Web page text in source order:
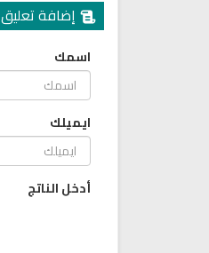
إضافة تعليق
اسمك
ايميلك
أدخل الناتج